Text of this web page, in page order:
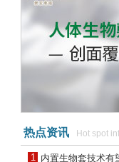
热点资讯 Hot spot
1 内置生物套技术有